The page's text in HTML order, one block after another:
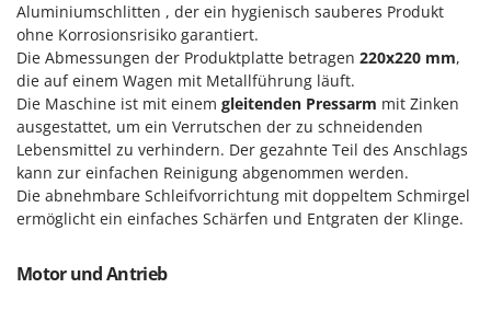
U
Umfüllpumpen
Umkehrfräsen
V
Vakuumiergeräte
Vertikutierer
Vogelscheuchen - Vogelabwehr
KAAZ
Karcher
Kasco
Kemper
Kenwood
Keter
KitchenAid
Aluminiumschlitten , der ein hygienisch sauberes Produkt
ohne Korrosionsrisiko garantiert.
Die Abmessungen der Produktplatte betragen 220x220 mm,
die auf einem Wagen mit Metallführung läuft.
Die Maschine ist mit einem gleitenden Pressarm mit Zinken
ausgestattet, um ein Verrutschen der zu schneidenden
Lebensmittel zu verhindern. Der gezahnte Teil des Anschlags
kann zur einfachen Reinigung abgenommen werden.
Die abnehmbare Schleifvorrichtung mit doppeltem Schmirgel
ermöglicht ein einfaches Schärfen und Entgraten der Klinge.
Motor und Antrieb